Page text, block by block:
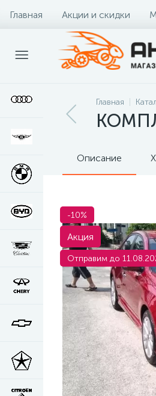
Главная Акции и скидки
Главная
Описание
-10%
Акция
Отправим до